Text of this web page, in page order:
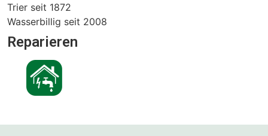
Trier seit 1872
Wasserbillig seit 2008
Reparieren